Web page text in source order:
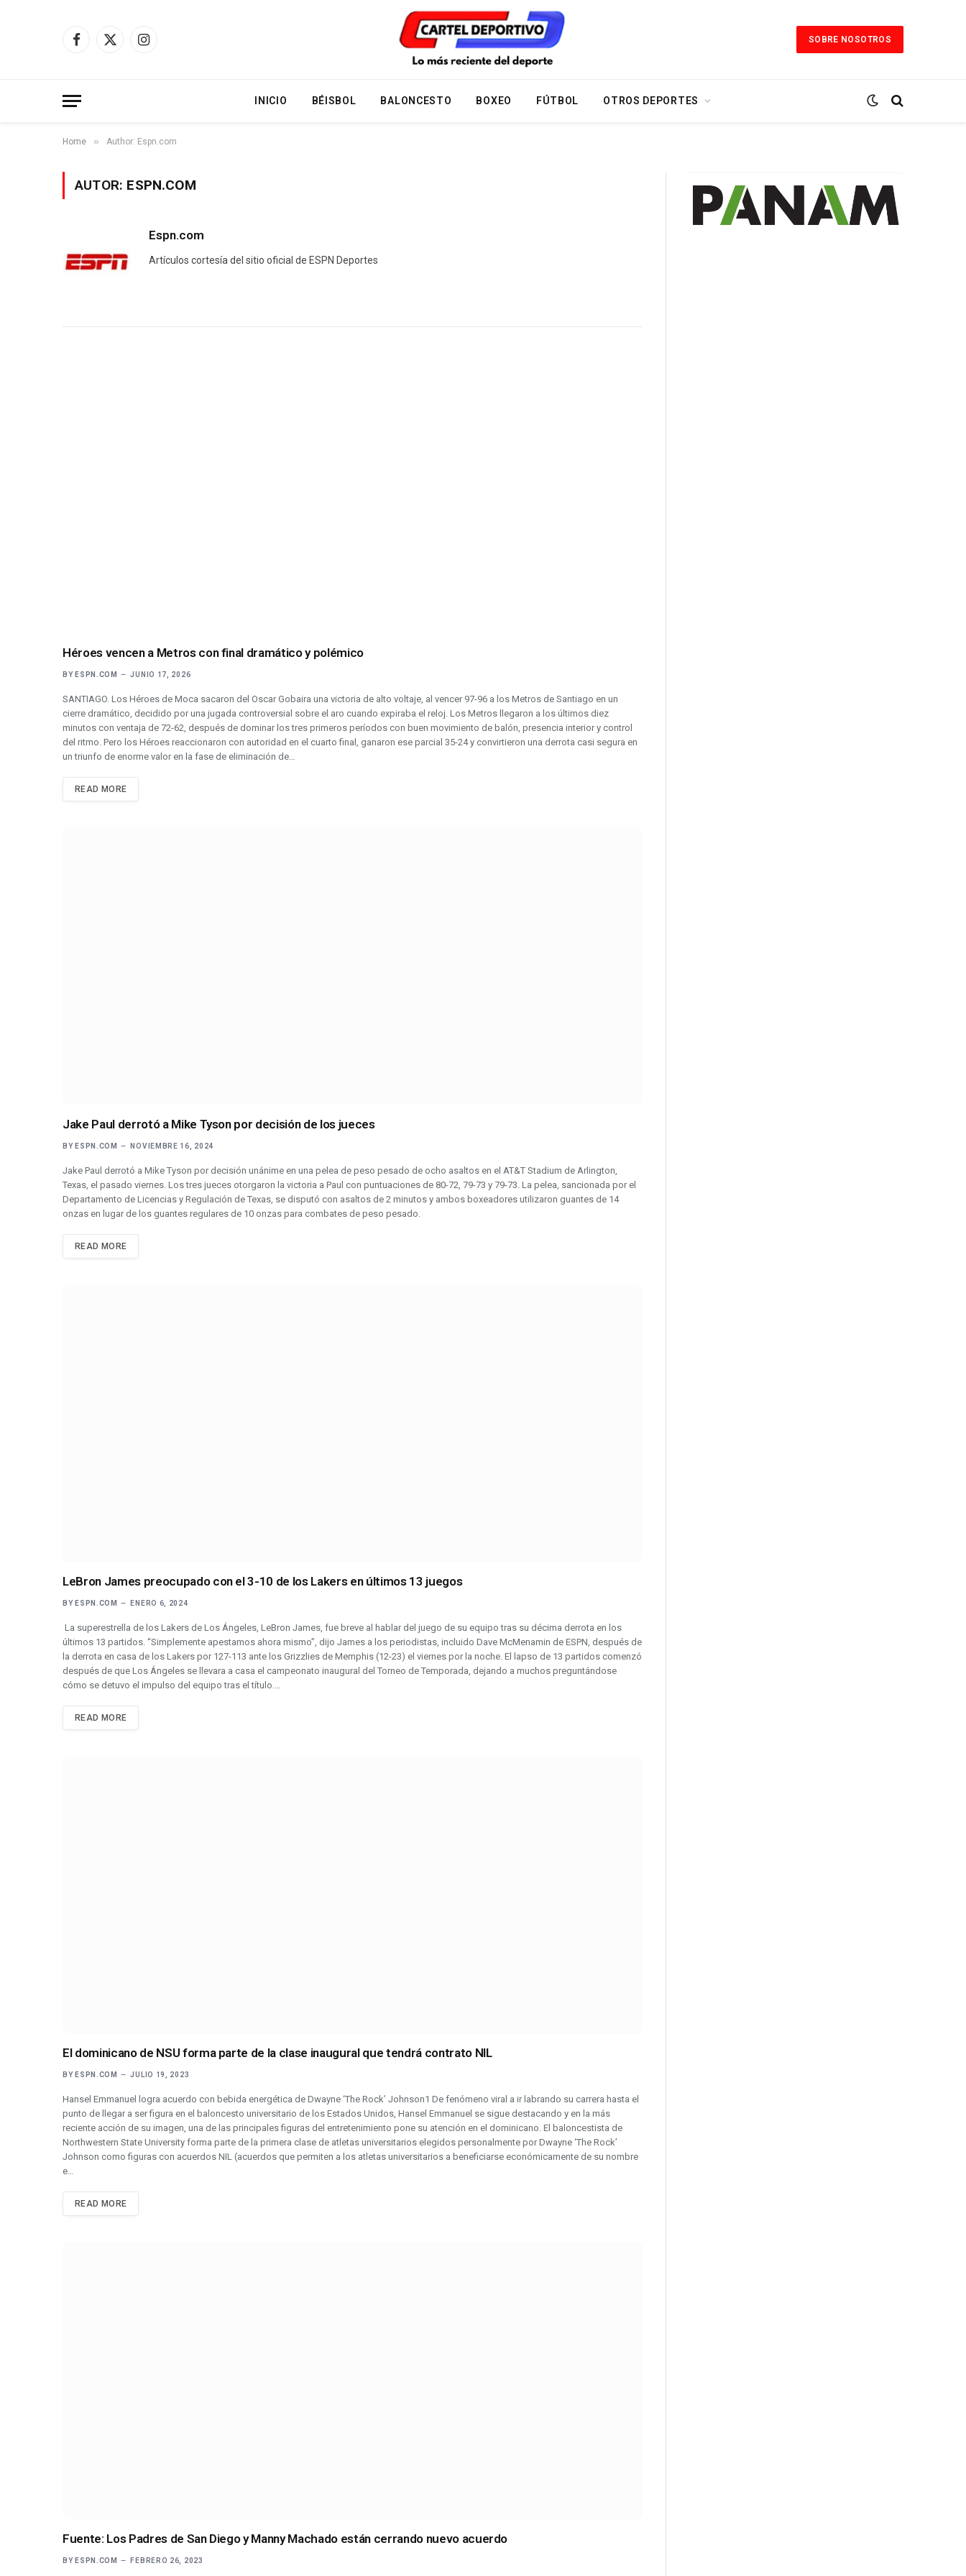
Facebook
X
Instagram
SOBRE NOSOTROS
INICIO BÉISBOL BALONCESTO BOXEO FÚTBOL OTROS DEPORTES
Home » Author: Espn.com
AUTOR: ESPN.COM
Espn.com
Artículos cortesía del sitio oficial de ESPN Deportes
Héroes vencen a Metros con final dramático y polémico
BY ESPN.COM JUNIO 17, 2026
SANTIAGO. Los Héroes de Moca sacaron del Oscar Gobaira una victoria de alto voltaje, al vencer 97-96 a los Metros de Santiago en un
cierre dramático, decidido por una jugada controversial sobre el aro cuando expiraba el reloj. Los Metros llegaron a los últimos diez
minutos con ventaja de 72-62, después de dominar los tres primeros períodos con buen movimiento de balón, presencia interior y control
del ritmo. Pero los Héroes reaccionaron con autoridad en el cuarto final, ganaron ese parcial 35-24 y convirtieron una derrota casi segura en
un triunfo de enorme valor en la fase de eliminación de…
READ MORE
Jake Paul derrotó a Mike Tyson por decisión de los jueces
BY ESPN.COM NOVIEMBRE 16, 2024
Jake Paul derrotó a Mike Tyson por decisión unánime en una pelea de peso pesado de ocho asaltos en el AT&T Stadium de Arlington,
Texas, el pasado viernes. Los tres jueces otorgaron la victoria a Paul con puntuaciones de 80-72, 79-73 y 79-73. La pelea, sancionada por el
Departamento de Licencias y Regulación de Texas, se disputó con asaltos de 2 minutos y ambos boxeadores utilizaron guantes de 14
onzas en lugar de los guantes regulares de 10 onzas para combates de peso pesado.
READ MORE
LeBron James preocupado con el 3-10 de los Lakers en últimos 13 juegos
BY ESPN.COM ENERO 6, 2024
La superestrella de los Lakers de Los Ángeles, LeBron James, fue breve al hablar del juego de su equipo tras su décima derrota en los
últimos 13 partidos. “Simplemente apestamos ahora mismo”, dijo James a los periodistas, incluido Dave McMenamin de ESPN, después de
la derrota en casa de los Lakers por 127-113 ante los Grizzlies de Memphis (12-23) el viernes por la noche. El lapso de 13 partidos comenzó
después de que Los Ángeles se llevara a casa el campeonato inaugural del Torneo de Temporada, dejando a muchos preguntándose
cómo se detuvo el impulso del equipo tras el título.…
READ MORE
El dominicano de NSU forma parte de la clase inaugural que tendrá contrato NIL
BY ESPN.COM JULIO 19, 2023
Hansel Emmanuel logra acuerdo con bebida energética de Dwayne ‘The Rock’ Johnson1 De fenómeno viral a ir labrando su carrera hasta el
punto de llegar a ser figura en el baloncesto universitario de los Estados Unidos, Hansel Emmanuel se sigue destacando y en la más
reciente acción de su imagen, una de las principales figuras del entretenimiento pone su atención en el dominicano. El baloncestista de
Northwestern State University forma parte de la primera clase de atletas universitarios elegidos personalmente por Dwayne ‘The Rock’
Johnson como figuras con acuerdos NIL (acuerdos que permiten a los atletas universitarios a beneficiarse económicamente de su nombre
e…
READ MORE
Fuente: Los Padres de San Diego y Manny Machado están cerrando nuevo acuerdo
BY ESPN.COM FEBRERO 26, 2023